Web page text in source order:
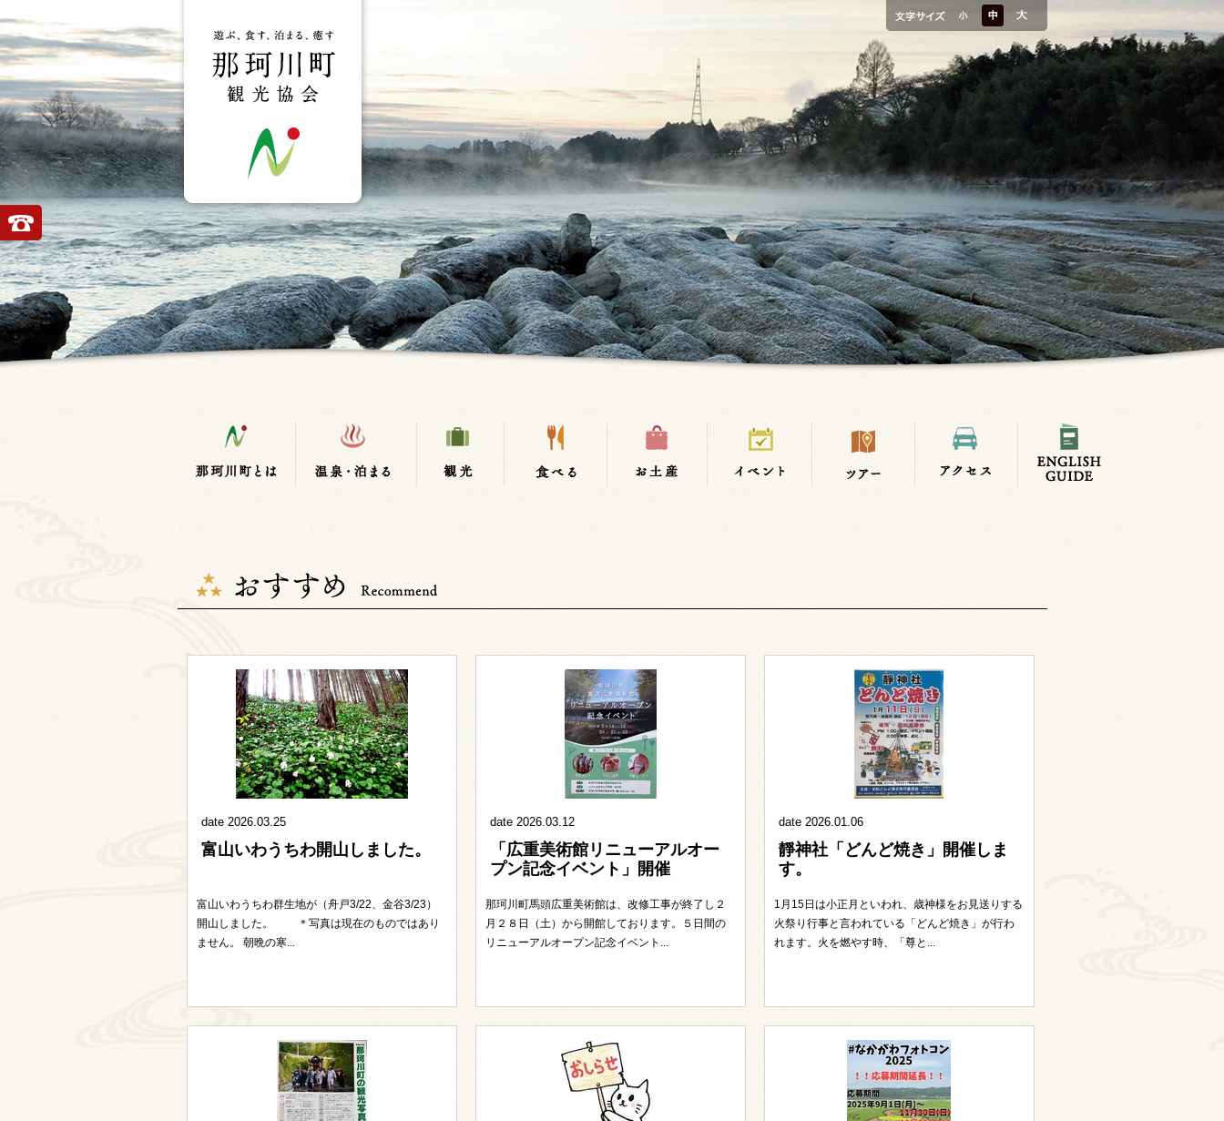
date 2026.03.25
富山いわうちわ開山しました。
富山いわうちわ群生地が（舟戸3/22、金谷3/23）
開山しました。 ＊写真は現在のものではあり
ません。 朝晩の寒...
date 2026.03.12
「広重美術館リニューアルオー
プン記念イベント」開催
那珂川町馬頭広重美術館は、改修工事が終了し２
月２８日（土）から開館しております。５日間の
リニューアルオープン記念イベント...
date 2026.01.06
靜神社「どんど焼き」開催しま
す。
1月15日は小正月といわれ、歳神様をお見送りする
火祭り行事と言われている「どんど焼き」が行わ
れます。火を燃やす時、「尊と...